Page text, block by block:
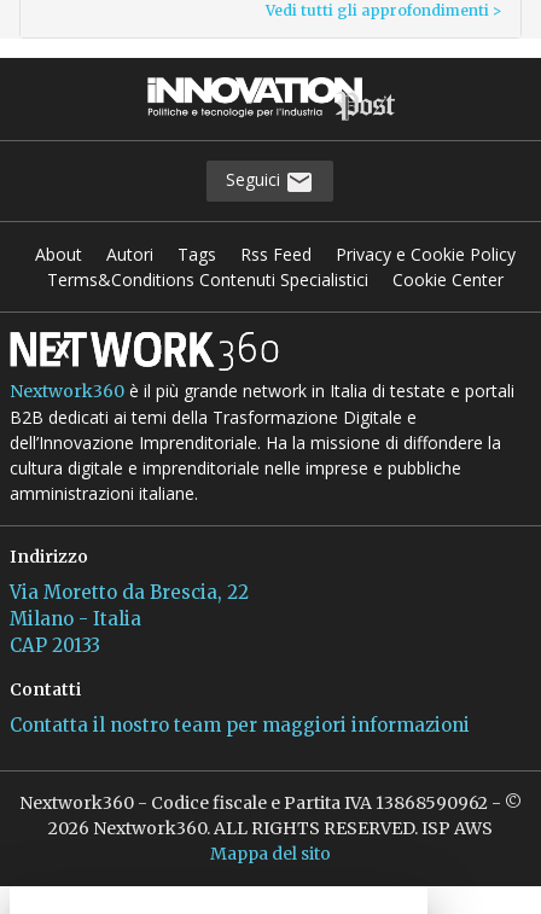
Vedi tutti gli approfondimenti >
Seguici
About Autori Tags Rss Feed
Privacy e Cookie Policy
Terms&Conditions Contenuti Specialistici
Cookie Center
Nextwork360è il più grande network in Italia di testate e portali
B2B dedicati ai temi della Trasformazione Digitale e
dell’Innovazione Imprenditoriale. Ha la missione di diffondere la
cultura digitale e imprenditoriale nelle imprese e pubbliche
amministrazioni italiane.
Indirizzo
Via Moretto da Brescia, 22
Milano - Italia
CAP 20133
Contatti
Contatta il nostro team per maggiori informazioni
Nextwork360 - Codice fiscale e Partita IVA 13868590962 - ©
2026 Nextwork360. ALL RIGHTS RESERVED. ISP AWS
Mappa del sito